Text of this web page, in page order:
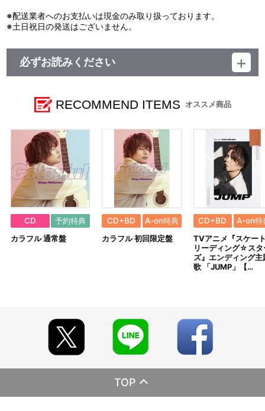
※配送業者へのお支払いは現金のみ取り扱っております。
※土日祝日の発送はございません。
必ずお読みください
販売元 (株)バンダイナムコフィルムワークス
RECOMMEND ITEMS オススメ商品
CD
予約特典
カラフル 通常盤
CD+BD
A-on特典
カラフル 初回限定盤
CD+BD
A-on特
TVアニメ『スケー
リーディング☆スタ
ズ』エンディング主
歌 「JUMP」【…
TOP